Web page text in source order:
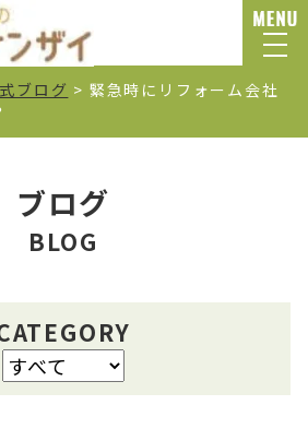
ブログ > 緊急時にリフォーム会社
ブログ
BLOG